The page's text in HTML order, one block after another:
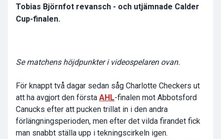
Tobias Björnfot revansch - och utjämnade Calder
Cup-finalen.
Se matchens höjdpunkter i videospelaren ovan.
För knappt två dagar sedan såg Charlotte Checkers ut
att ha avgjort den första AHL-finalen mot Abbotsford
Canucks efter att pucken trillat in i den andra
förlängningsperioden, men efter det vilda firandet fick
man snabbt ställa upp i tekningscirkeln igen.